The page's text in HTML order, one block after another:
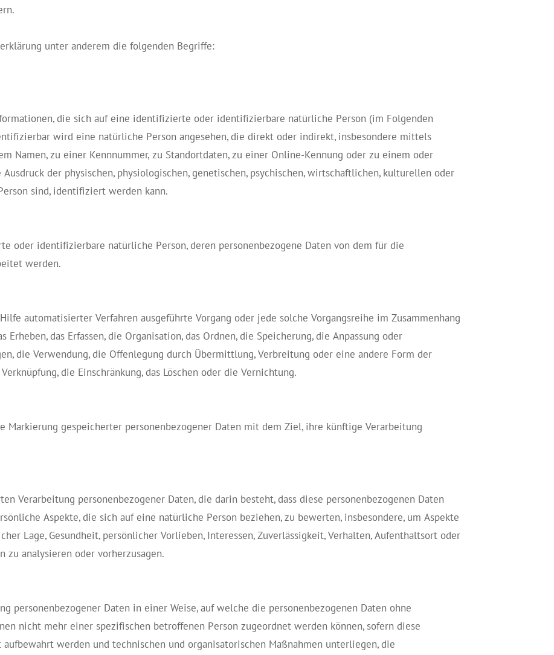
unter anderem die folgenden Begriffe:
die sich auf eine identifizierte oder identifizierbare natürliche Person (im Folgenden
wird eine natürliche Person angesehen, die direkt oder indirekt, insbesondere mittels
Namen, zu einer Kennnummer, zu Standortdaten, zu einer Online-Kennung oder zu einem oder
der physischen, physiologischen, genetischen, psychischen, wirtschaftlichen, kulturellen oder
sind, identifiziert werden kann.
oder identifizierbare natürliche Person, deren personenbezogene Daten von dem für die
werden.
automatisierter Verfahren ausgeführte Vorgang oder jede solche Vorgangsreihe im Zusammenhang
das Erfassen, die Organisation, das Ordnen, die Speicherung, die Anpassung oder
die Verwendung, die Offenlegung durch Übermittlung, Verbreitung oder eine andere Form der
die Einschränkung, das Löschen oder die Vernichtung.
Markierung gespeicherter personenbezogener Daten mit dem Ziel, ihre künftige Verarbeitung
Verarbeitung personenbezogener Daten, die darin besteht, dass diese personenbezogenen Daten
Aspekte, die sich auf eine natürliche Person beziehen, zu bewerten, insbesondere, um Aspekte
Lage, Gesundheit, persönlicher Vorlieben, Interessen, Zuverlässigkeit, Verhalten, Aufenthaltsort oder
zu analysieren oder vorherzusagen.
personenbezogener Daten in einer Weise, auf welche die personenbezogenen Daten ohne
nicht mehr einer spezifischen betroffenen Person zugeordnet werden können, sofern diese
werden und technischen und organisatorischen Maßnahmen unterliegen, die